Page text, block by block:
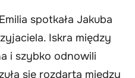
spotkała Jakuba
Iskra między
i szybko odnowili
się rozdarta między